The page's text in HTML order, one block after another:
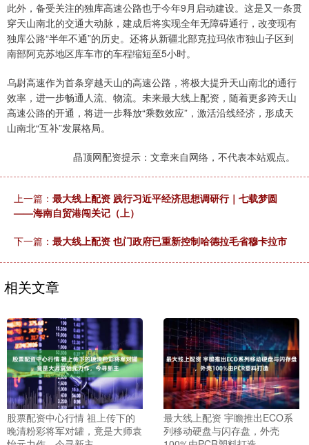
此外，备受关注的独库高速公路也于今年9月启动建设。这是又一条贯
穿天山南北的交通大动脉，建成后将实现全年无障碍通行，改变现有
独库公路“半年不通”的历史。还将从新疆北部克拉玛依市独山子区到
南部阿克苏地区库车市的车程缩短至5小时。
乌尉高速作为首条穿越天山的高速公路，将极大提升天山南北的通行
效率，进一步畅通人流、物流。未来最大线上配资，随着更多跨天山
高速公路的开通，将进一步释放“乘数效应”，激活沿线经济，形成天
山南北“互补”发展格局。
晶顶网配资提示：文章来自网络，不代表本站观点。
上一篇： 最大线上配资 践行习近平经济思想调研行｜七载梦圆
——海南自贸港闯关记（上）
下一篇： 最大线上配资 也门政府已重新控制哈德拉毛省穆卡拉市
相关文章
股票配资中心行情 祖上传下的
晚清粉彩将军对罐，竟是大师袁
最大线上配资 宇瞻推出ECO系
列移动硬盘与闪存盘，外壳